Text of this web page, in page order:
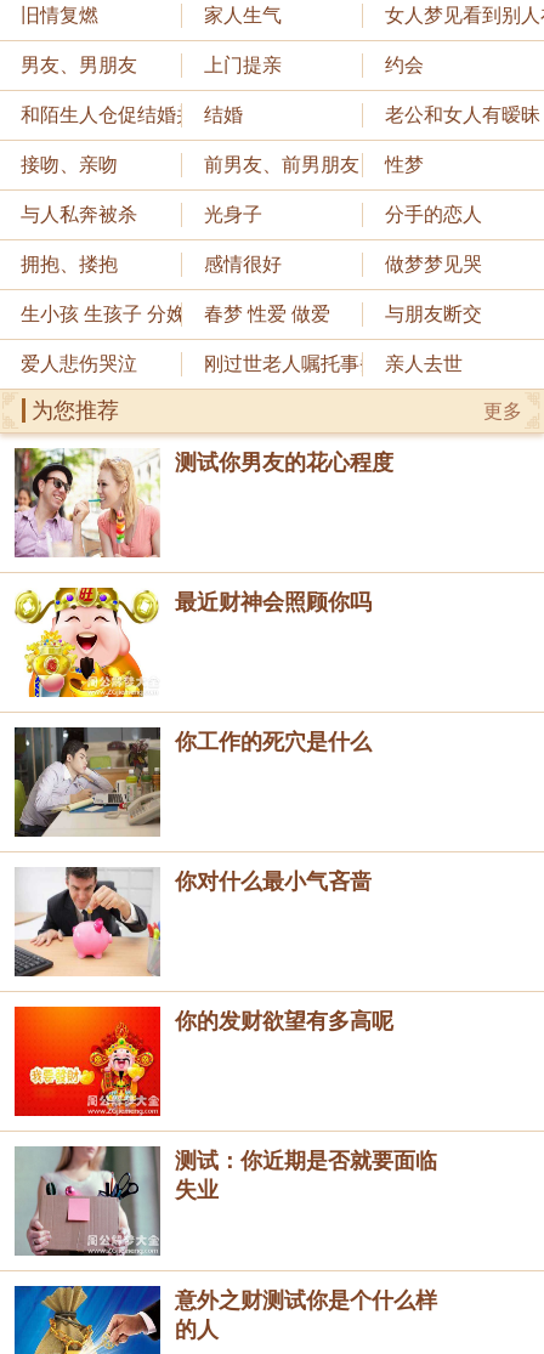
旧情复燃 家人生气 女人梦见看到别
男友、男朋友 上门提亲 约会
和陌生人仓促结婚并悔婚
结婚 老公和女人有暧昧
接吻、亲吻 前男友、前男朋友 性梦
与人私奔被杀 光身子 分手的恋人
拥抱、搂抱 感情很好 做梦梦见哭
生小孩 生孩子 分娩 春梦 性爱 做爱 与朋友断交
爱人悲伤哭泣 刚过世老人嘱托事务 亲人去世
更多
为您推荐
测试你男友的花心程度
最近财神会照顾你吗
你工作的死穴是什么
你对什么最小气吝啬
你的发财欲望有多高呢
测试：你近期是否就要面临
失业
意外之财测试你是个什么样
的人